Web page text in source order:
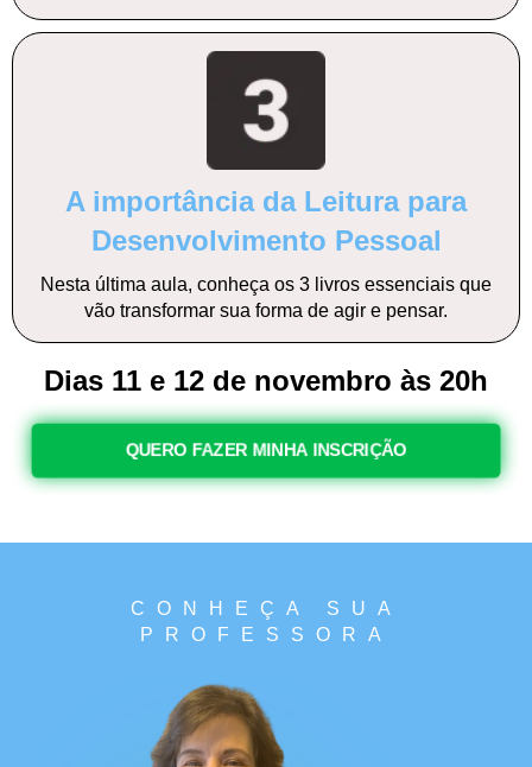
A importância da Leitura para
Desenvolvimento Pessoal
Nesta última aula, conheça os 3 livros essenciais que
vão transformar sua forma de agir e pensar.
Dias 11 e 12 de novembro às 20h
QUERO FAZER MINHA INSCRIÇÃO
CONHEÇA SUA
PROFESSORA